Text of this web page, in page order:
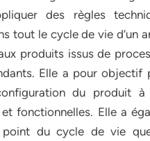
des règles
tout le cycle de vie d’un
produits issus de
Elle a pour
du produit
fonctionnelles. Elle a
du cycle de vie